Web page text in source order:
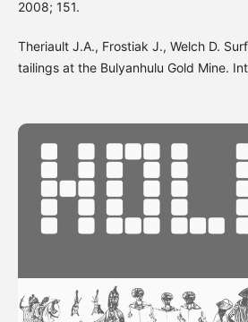
2008; 151.
Theriault J.A., Frostiak J., Welch D.
tailings at the Bulyanhulu Gold Mine.